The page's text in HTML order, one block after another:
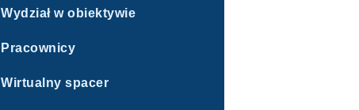
Wydział w obiektywie
Pracownicy
Wirtualny spacer